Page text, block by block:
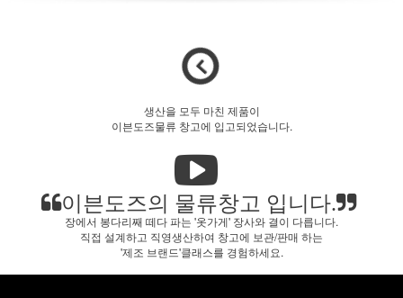
생산을 모두 마친 제품이
이븐도즈물류 창고에 입고되었습니다.
이븐도즈의 물류창고 입니다.
장에서 봉다리째 떼다 파는 '옷가게' 장사와 결이 다릅니다.
직접 설계하고 직영생산하여 창고에 보관/판매 하는
'제조 브랜드'클래스를 경험하세요.